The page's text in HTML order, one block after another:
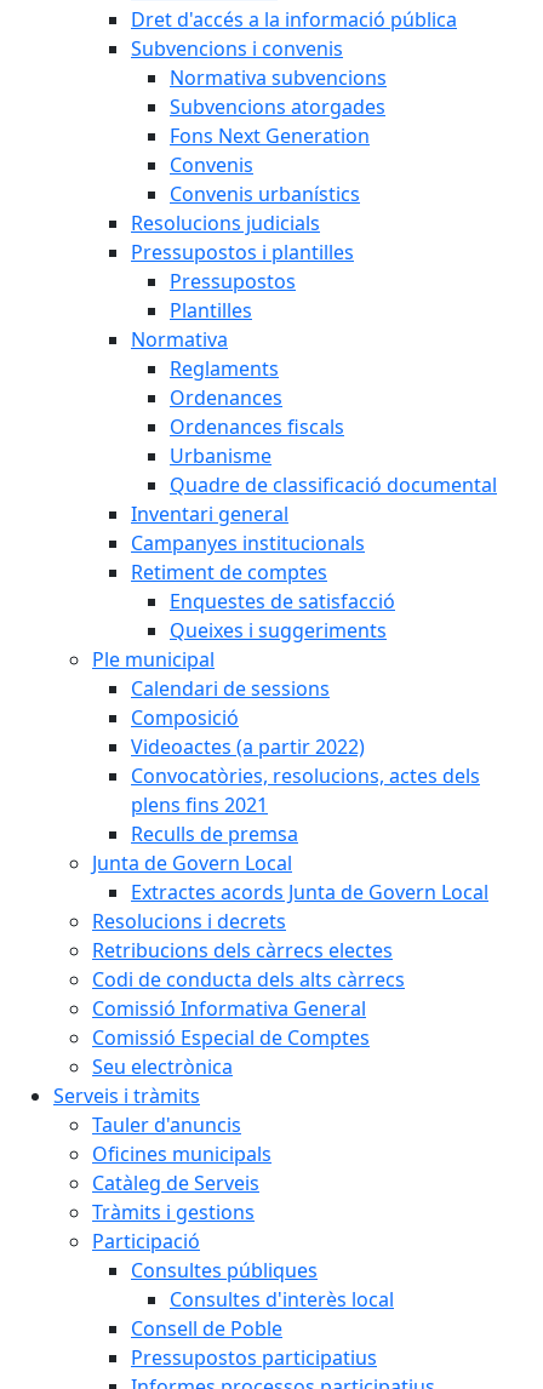
Dret d'accés a la informació pública
Subvencions i convenis
Normativa subvencions
Subvencions atorgades
Fons Next Generation
Convenis
Convenis urbanístics
Resolucions judicials
Pressupostos i plantilles
Pressupostos
Plantilles
Normativa
Reglaments
Ordenances
Ordenances fiscals
Urbanisme
Quadre de classificació documental
Inventari general
Campanyes institucionals
Retiment de comptes
Enquestes de satisfacció
Queixes i suggeriments
Ple municipal
Calendari de sessions
Composició
Videoactes (a partir 2022)
Convocatòries, resolucions, actes dels
plens fins 2021
Reculls de premsa
Junta de Govern Local
Extractes acords Junta de Govern Local
Resolucions i decrets
Retribucions dels càrrecs electes
Codi de conducta dels alts càrrecs
Comissió Informativa General
Comissió Especial de Comptes
Seu electrònica
Serveis i tràmits
Tauler d'anuncis
Oficines municipals
Catàleg de Serveis
Tràmits i gestions
Participació
Consultes públiques
Consultes d'interès local
Consell de Poble
Pressupostos participatius